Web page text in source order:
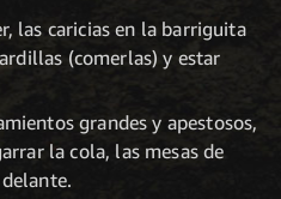
las caricias en la barriguita
(comerlas) y estar
grandes y apestosos,
la cola, las mesas de